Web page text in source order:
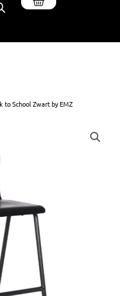
to School Zwart by EMZ